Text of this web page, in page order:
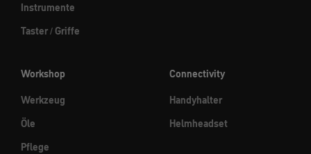
Instrumente
Taster / Griffe
Workshop
Werkzeug
Öle
Pflege
Connectivity
Handyhalter
Helmheadset